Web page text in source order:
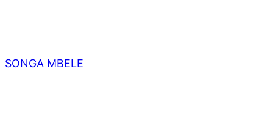
SONGA MBELE